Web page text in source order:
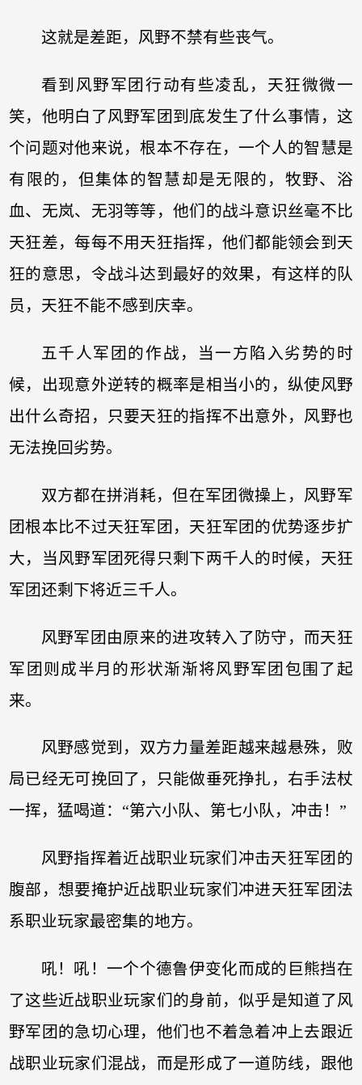
这就是差距，风野不禁有些丧气。
看到风野军团行动有些凌乱，天狂微微一
笑，他明白了风野军团到底发生了什么事情，这
个问题对他来说，根本不存在，一个人的智慧是
有限的，但集体的智慧却是无限的，牧野、浴
血、无岚、无羽等等，他们的战斗意识丝毫不比
天狂差，每每不用天狂指挥，他们都能领会到天
狂的意思，令战斗达到最好的效果，有这样的队
员，天狂不能不感到庆幸。
五千人军团的作战，当一方陷入劣势的时
候，出现意外逆转的概率是相当小的，纵使风野
出什么奇招，只要天狂的指挥不出意外，风野也
无法挽回劣势。
双方都在拼消耗，但在军团微操上，风野军
团根本比不过天狂军团，天狂军团的优势逐步扩
大，当风野军团死得只剩下两千人的时候，天狂
军团还剩下将近三千人。
风野军团由原来的进攻转入了防守，而天狂
军团则成半月的形状渐渐将风野军团包围了起
来。
风野感觉到，双方力量差距越来越悬殊，败
局已经无可挽回了，只能做垂死挣扎，右手法杖
一挥，猛喝道：“第六小队、第七小队，冲击！”
风野指挥着近战职业玩家们冲击天狂军团的
腹部，想要掩护近战职业玩家们冲进天狂军团法
系职业玩家最密集的地方。
吼！吼！一个个德鲁伊变化而成的巨熊挡在
了这些近战职业玩家们的身前，似乎是知道了风
野军团的急切心理，他们也不着急着冲上去跟近
战职业玩家们混战，而是形成了一道防线，跟他